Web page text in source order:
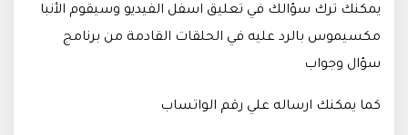
يمكنك ترك سؤالك في تعليق اسفل الفيديو وسيقوم الأنبا
مكسيموس بالرد عليه في الحلقات القادمة من برنامج
سؤال وجواب
كما يمكنك ارساله علي رقم الواتساب